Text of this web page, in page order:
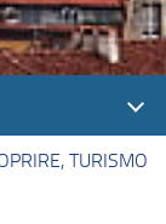
TURISMO